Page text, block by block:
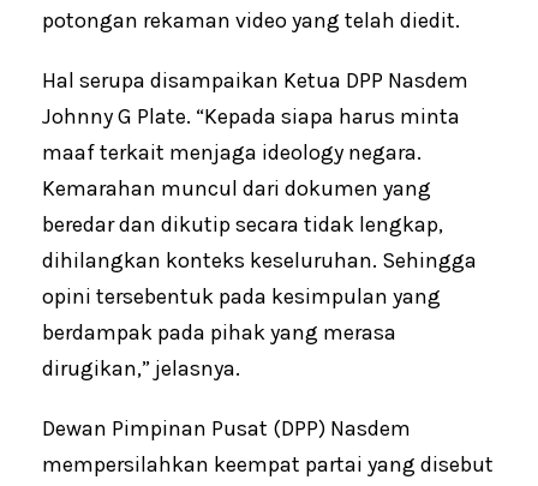
potongan rekaman video yang telah diedit.
Hal serupa disampaikan Ketua DPP Nasdem
Johnny G Plate. “Kepada siapa harus minta
maaf terkait menjaga ideology negara.
Kemarahan muncul dari dokumen yang
beredar dan dikutip secara tidak lengkap,
dihilangkan konteks keseluruhan. Sehingga
opini tersebentuk pada kesimpulan yang
berdampak pada pihak yang merasa
dirugikan,” jelasnya.
Dewan Pimpinan Pusat (DPP) Nasdem
mempersilahkan keempat partai yang disebut